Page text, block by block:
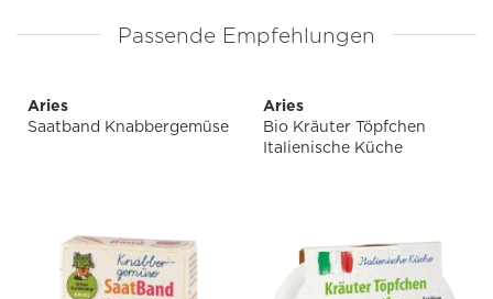
Passende Empfehlungen
Aries
Saatband Knabbergemüse
Aries
Bio Kräuter Töpfchen
Italienische Küche